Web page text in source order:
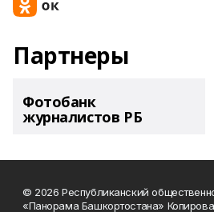
Партнеры
Фотобанк
журналистов РБ
© 2026 Республиканский
«Панорама Башкортостана»